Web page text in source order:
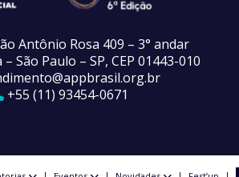
Antônio Rosa 409 – 3° andar
São Paulo – SP, CEP 01443-010
+55 (11) 93454-0671